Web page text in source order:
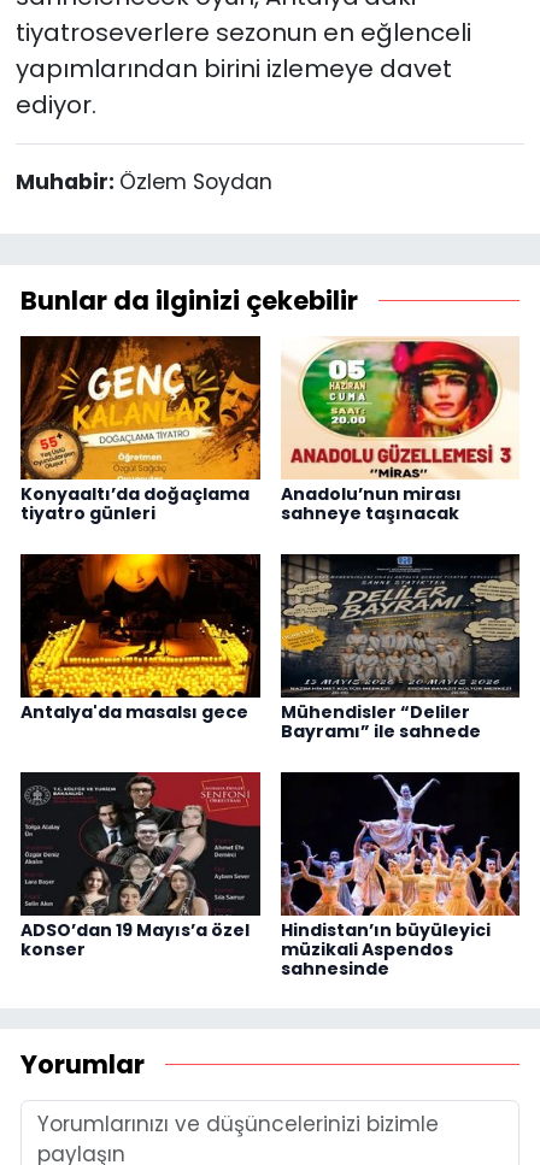
tiyatroseverlere sezonun en eğlenceli
yapımlarından birini izlemeye davet
ediyor.
Muhabir: Özlem Soydan
Bunlar da ilginizi çekebilir
Konyaaltı’da doğaçlama
tiyatro günleri
Anadolu’nun mirası
sahneye taşınacak
Antalya'da masalsı gece
Mühendisler “Deliler
Bayramı” ile sahnede
ADSO’dan 19 Mayıs’a özel
konser
Hindistan’ın büyüleyici
müzikali Aspendos
sahnesinde
Yorumlar